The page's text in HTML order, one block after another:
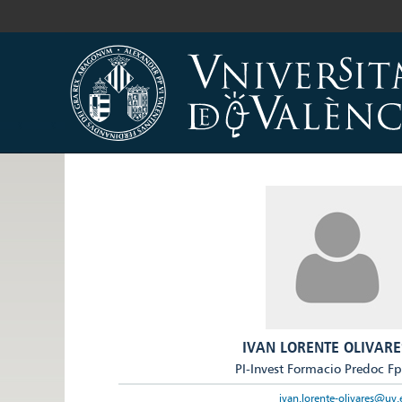
IVAN LORENTE
PI-Invest Formacio Predoc
ivan.lorente-